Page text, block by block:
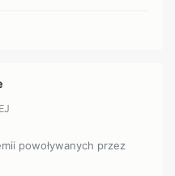
powoływanych przez